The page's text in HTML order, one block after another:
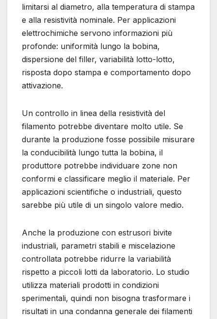
limitarsi al diametro, alla temperatura di stampa
e alla resistività nominale. Per applicazioni
elettrochimiche servono informazioni più
profonde: uniformità lungo la bobina,
dispersione del filler, variabilità lotto-lotto,
risposta dopo stampa e comportamento dopo
attivazione.
Un controllo in linea della resistività del
filamento potrebbe diventare molto utile. Se
durante la produzione fosse possibile misurare
la conducibilità lungo tutta la bobina, il
produttore potrebbe individuare zone non
conformi e classificare meglio il materiale. Per
applicazioni scientifiche o industriali, questo
sarebbe più utile di un singolo valore medio.
Anche la produzione con estrusori bivite
industriali, parametri stabili e miscelazione
controllata potrebbe ridurre la variabilità
rispetto a piccoli lotti da laboratorio. Lo studio
utilizza materiali prodotti in condizioni
sperimentali, quindi non bisogna trasformare i
risultati in una condanna generale dei filamenti